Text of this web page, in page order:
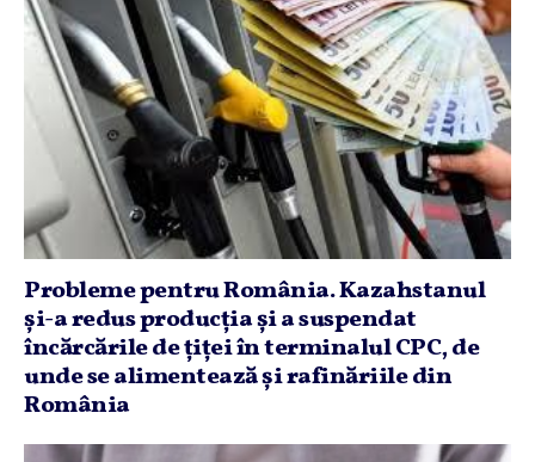
Probleme pentru România. Kazahstanul
şi-a redus producţia şi a suspendat
încărcările de ţiţei în terminalul CPC, de
unde se alimentează şi rafinăriile din
România